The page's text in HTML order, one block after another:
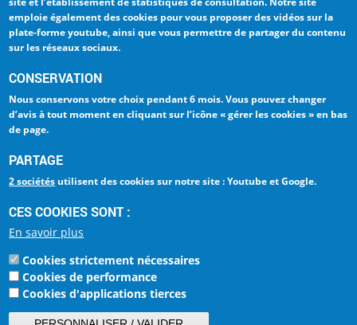
emploie également des cookies pourvous proposer des vidéos sur la
plate-forme youtube, ainsi que vous permettre de partager du contenu
sur les réseaux sociaux.
CONSERVATION
Nous conservons votre choix pendant 6 mois. Vous pouvez changer
d’avis à tout moment en cliquant surl’icône « gérer les cookies » en bas
de page.
PARTAGE
2 sociétés utilisent des cookies sur notre site : Youtube et Google.
CES COOKIES SONT :
En savoir plus
Cookies strictement nécessaires
Cookies de performance
Cookies d'applications tierces
ENTREPRISES
ENAC NUMERIQUE
INTRANET
ESPACE PRESSE
LA QUALITÉ - ISO 9001
La référence Aéronautique
Tel : +33 (0)5 62 17 40 00